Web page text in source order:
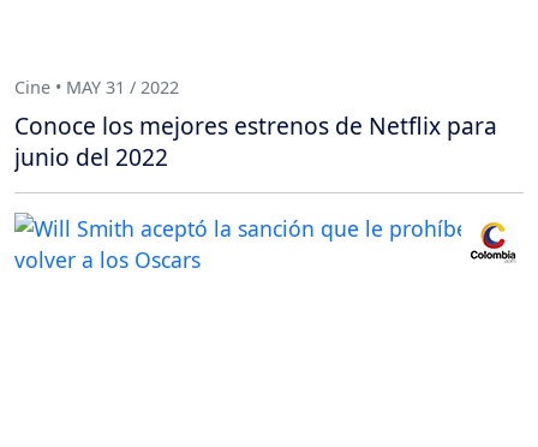
Cine • MAY 31 / 2022
Conoce los mejores estrenos de Netflix para
junio del 2022